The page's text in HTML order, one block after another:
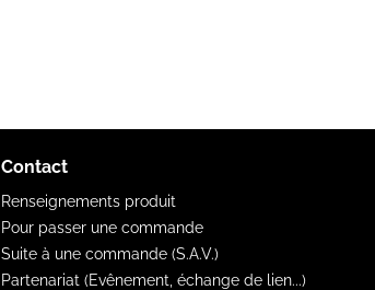
Contact
Renseignements produit
Pour passer une commande
Suite à une commande (S.A.V.)
Partenariat (Evênement, échange de lien...)